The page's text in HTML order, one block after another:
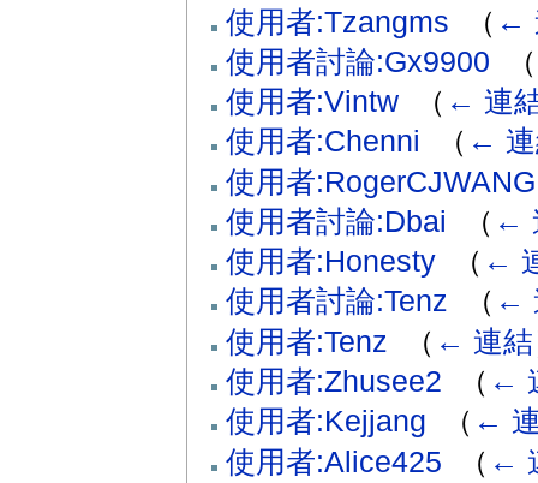
使用者:Tzangms
（ ←
使用者討論:Gx9900
（
使用者:Vintw‎ （ ← 連
使用者:Chenni
（ ←
使用者:RogerCJWANG
使用者討論:Dbai
（ ←
使用者:Honesty‎ （ ←
使用者討論:Tenz
（ ←
使用者:Tenz
（ ← 連結
使用者:Zhusee2
（ ←
使用者:Kejjang
（ ←
使用者:Alice425
（ ←